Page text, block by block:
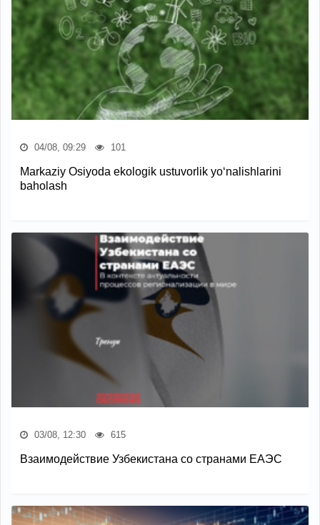
04/08, 09:29 101
Markaziy Osiyoda ekologik ustuvorlik yo‘nalishlarini
baholash
03/08, 12:30 615
Взаимодействие Узбекистана со странами ЕАЭС